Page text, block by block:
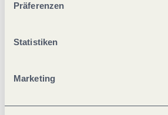
Präferenzen
Statistiken
Marketing